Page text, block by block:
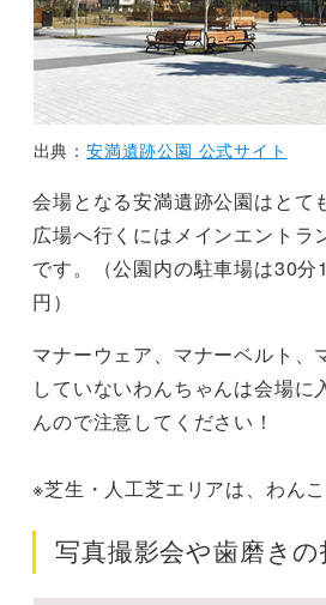
出典： 安満遺跡公園 公式サイト
会場となる安満遺跡公園はとて
広場へ行くにはメインエントラ
です。（公園内の駐車場は30
円）
マナーウェア、マナーベルト、
していないわんちゃんは会場に
んので注意してください！
※芝生・人工芝エリアは、わんこ
写真撮影会や歯磨きの